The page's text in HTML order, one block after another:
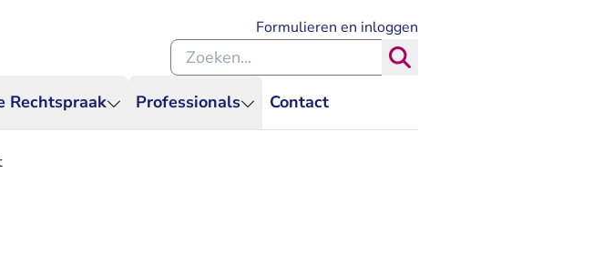
Rechtspraak Professionals Contact
Formulieren en inloggen
Zoeken binnen de Rechtspraak